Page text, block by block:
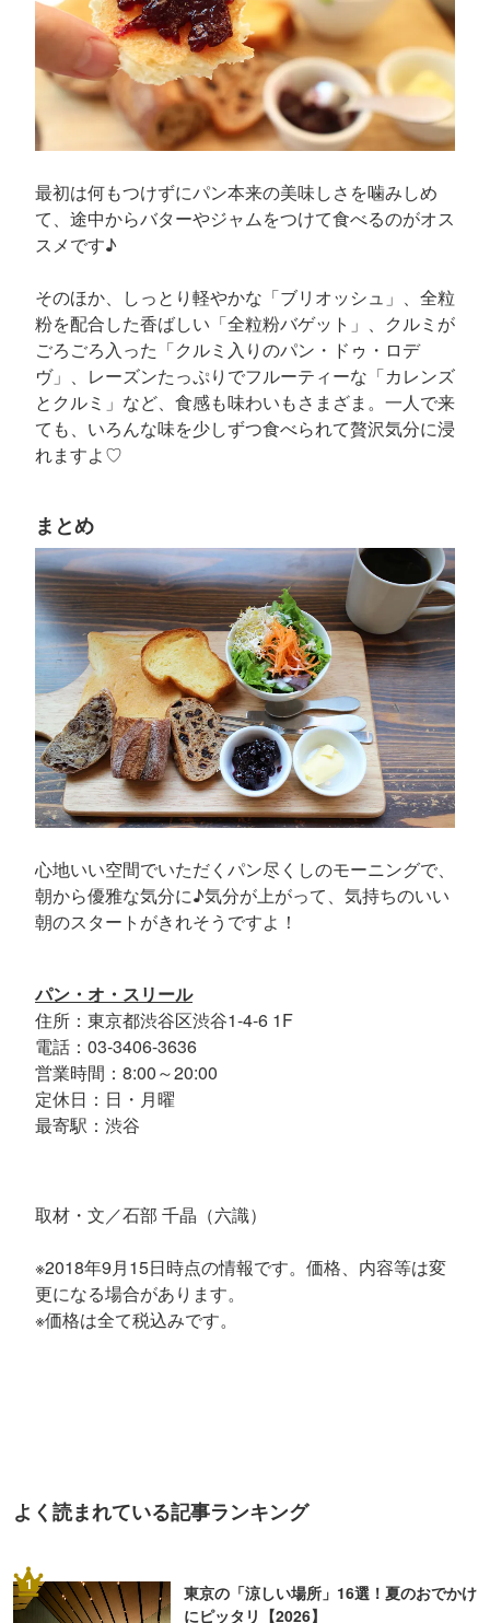
最初は何もつけずにパン本来の美味しさを噛みしめ
て、途中からバターやジャムをつけて食べるのがオス
スメです♪
そのほか、しっとり軽やかな「ブリオッシュ」、全粒
粉を配合した香ばしい「全粒粉バゲット」、クルミが
ごろごろ入った「クルミ入りのパン・ドゥ・ロデ
ヴ」、レーズンたっぷりでフルーティーな「カレンズ
とクルミ」など、食感も味わいもさまざま。一人で来
ても、いろんな味を少しずつ食べられて贅沢気分に浸
れますよ♡
まとめ
心地いい空間でいただくパン尽くしのモーニングで、
朝から優雅な気分に♪気分が上がって、気持ちのいい
朝のスタートがきれそうですよ！
パン・オ・スリール
住所：東京都渋谷区渋谷1-4-6 1F
電話：03-3406-3636
営業時間：8:00～20:00
定休日：日・月曜
最寄駅：渋谷
取材・文／石部 千晶（六識）
※2018年9月15日時点の情報です。価格、内容等は変
更になる場合があります。
※価格は全て税込みです。
よく読まれている記事ランキング
1
東京の「涼しい場所」16選！夏のおでかけ
にピッタリ【2026】